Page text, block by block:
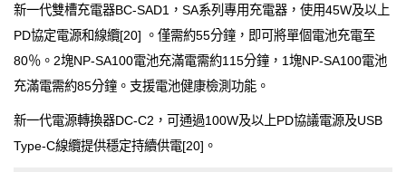
新一代雙槽充電器BC-SAD1，SA系列專用充電器，使用45W及以上
PD協定電源和線纜[20] 。僅需約55分鐘，即可將單個電池充電至
80％。2塊NP-SA100電池充滿電需約115分鐘，1塊NP-SA100電池
充滿電需約85分鐘。支援電池健康檢測功能。
新一代電源轉換器DC-C2，可通過100W及以上PD協議電源及USB
Type-C線纜提供穩定持續供電[20]。